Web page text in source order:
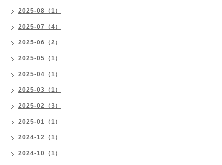
2025-08（1）
2025-07（4）
2025-06（2）
2025-05（1）
2025-04（1）
2025-03（1）
2025-02（3）
2025-01（1）
2024-12（1）
2024-10（1）